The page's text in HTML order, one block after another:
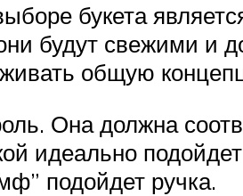
букета
будут свежими
общую
Она должна
идеально
подойдет ручка.